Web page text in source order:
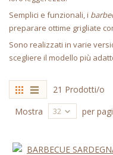
Semplici e funzionali, i
preparare ottime grigliate
Sono realizzati in varie
scegliere il modello più
21 Prodotti/o
Mostra
32 per